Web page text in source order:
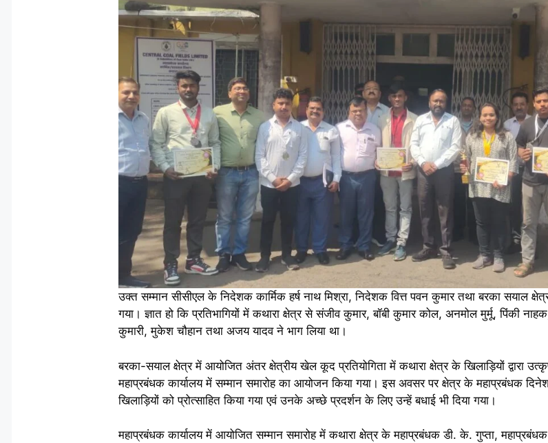
उक्त सम्मान सीसीएल के निदेशक कार्मिक हर्ष नाथ मिश्रा, निदेशक वित्त पवन कुमार तथा बरका सयाल
गया। ज्ञात हो कि प्रतिभागियों में कथारा क्षेत्र से संजीव कुमार, बॉबी कुमार कोल, अनमोल मुर्मू, पिंकी
कुमारी, मुकेश चौहान तथा अजय यादव ने भाग लिया था।
बरका-सयाल क्षेत्र में आयोजित अंतर क्षेत्रीय खेल कूद प्रतियोगिता में कथारा क्षेत्र के खिलाड़ियों द्वारा
महाप्रबंधक कार्यालय में सम्मान समारोह का आयोजन किया गया। इस अवसर पर क्षेत्र के महाप्रबंधक दिनेश
खिलाड़ियों को प्रोत्साहित किया गया एवं उनके अच्छे प्रदर्शन के लिए उन्हें बधाई भी दिया गया।
महाप्रबंधक कार्यालय में आयोजित सम्मान समारोह में कथारा क्षेत्र के महाप्रबंधक डी. के. गुप्ता,